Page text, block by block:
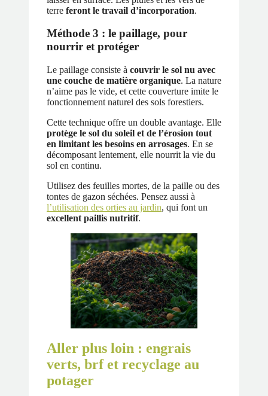
terre feront le travail d’incorporation.
Méthode 3 : le paillage, pour
nourrir et protéger
Le paillage consiste à couvrir le sol nu avec
une couche de matière organique. La nature
n’aime pas le vide, et cette couverture imite le
fonctionnement naturel des sols forestiers.
Cette technique offre un double avantage. Elle
protège le sol du soleil et de l’érosion tout
en limitant les besoins en arrosages. En se
décomposant lentement, elle nourrit la vie du
sol en continu.
Utilisez des feuilles mortes, de la paille ou des
tontes de gazon séchées. Pensez aussi à
l’utilisation des orties au jardin, qui font un
excellent paillis nutritif.
Aller plus loin : engrais
verts, brf et recyclage au
potager